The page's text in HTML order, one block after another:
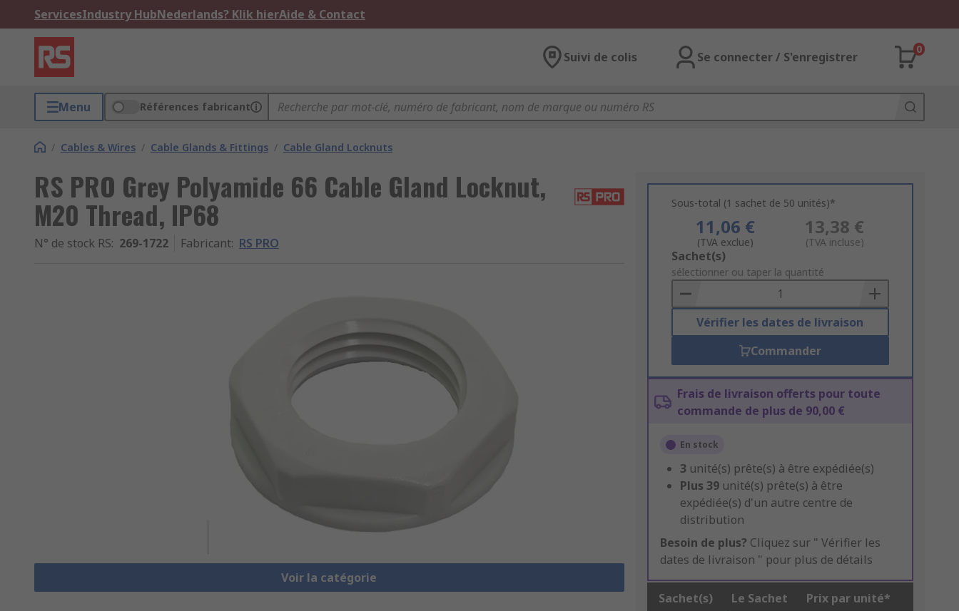
ServicesIndustry HubNederlands? Klik hierAide & Contact
Suivi de colis Se connecter / S'enregistrer
0
Menu Références fabricant
/ Cables & Wires / Cable Glands & Fittings / Cable Gland Locknuts
RS PRO Grey Polyamide 66 Cable Gland Locknut,
M20 Thread, IP68
N° de stock RS: 269-1722 Fabricant: RS PRO
Voir la catégorie
Sous-total (1 sachet de 50 unités)*
11,06 €
(TVA exclue)
13,38 €
(TVA incluse)
Add
to
Basket
Sachet(s)
sélectionner ou taper la quantité
Vérifier les dates de livraison
Commander
Frais de livraison offerts pour toute
commande de plus de 90,00 €
En stock
3 unité(s) prête(s) à être expédiée(s)
Plus 39 unité(s) prête(s) à être
expédiée(s) d'un autre centre de
distribution
Besoin de plus? Cliquez sur " Vérifier les
dates de livraison " pour plus de détails
Sachet(s) Le Sachet Prix par unité*